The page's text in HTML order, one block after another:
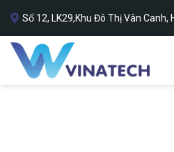
qua
nội
dung
Số 12, LK29,Khu Đô Thị Vân Canh,